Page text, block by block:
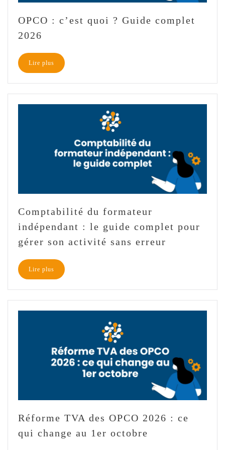
OPCO : c’est quoi ? Guide complet
2026
Lire plus
Comptabilité du formateur
indépendant : le guide complet pour
gérer son activité sans erreur
Lire plus
Réforme TVA des OPCO 2026 : ce
qui change au 1er octobre